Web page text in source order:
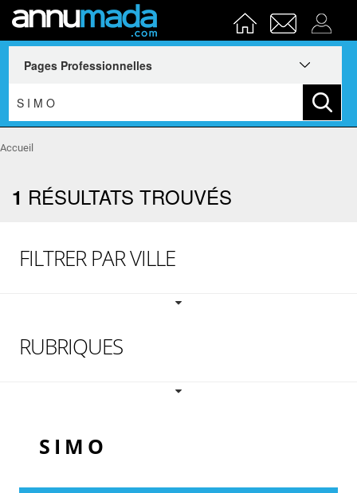
Accueil
1 RÉSULTATS TROUVÉS
FILTRER PAR VILLE
RUBRIQUES
S I M O